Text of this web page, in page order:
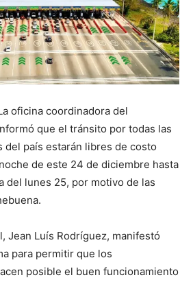
oficina coordinadora del
que el tránsito por todas las
del país estarán libres de costo
de este 24 de diciembre hasta
del lunes 25, por motivo de las
Jean Luís Rodríguez, manifestó
para permitir que los
posible el buen funcionamiento